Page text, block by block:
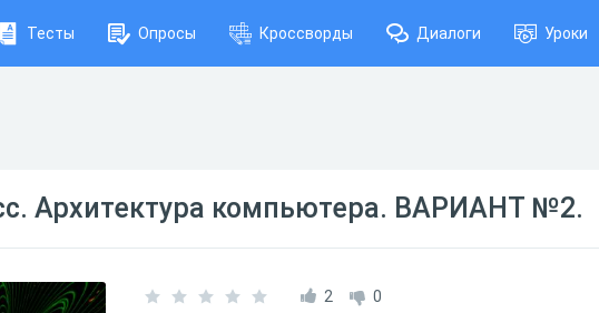
Тесты Опросы Кроссворды Диалоги Уроки
Архитектура компьютера. ВАРИАНТ №2.
2 0